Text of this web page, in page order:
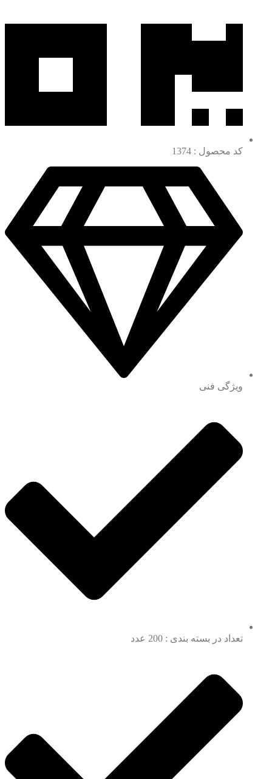
کد محصول : 1374
ویژگی فنی
تعداد در بسته بندی : 200 عدد